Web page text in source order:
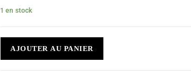
1 en stock
AJOUTER AU PANIER